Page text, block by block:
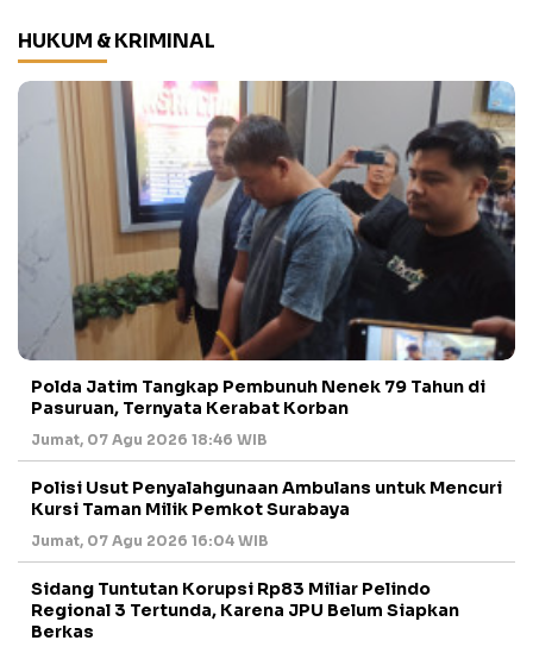
HUKUM & KRIMINAL
Polda Jatim Tangkap Pembunuh Nenek 79 Tahun di
Pasuruan, Ternyata Kerabat Korban
Jumat, 07 Agu 2026 18:46 WIB
Polisi Usut Penyalahgunaan Ambulans untuk Mencuri
Kursi Taman Milik Pemkot Surabaya
Jumat, 07 Agu 2026 16:04 WIB
Sidang Tuntutan Korupsi Rp83 Miliar Pelindo
Regional 3 Tertunda, Karena JPU Belum Siapkan
Berkas